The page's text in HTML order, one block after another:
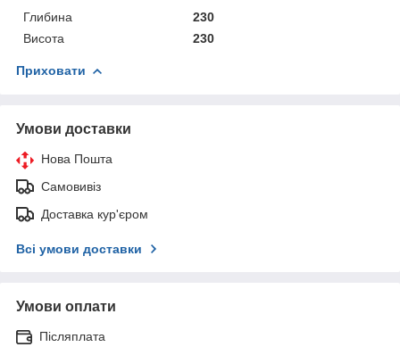
Глибина
230
Висота
230
Приховати
Умови доставки
Нова Пошта
Самовивіз
Доставка кур'єром
Всі умови доставки
Умови оплати
Післяплата